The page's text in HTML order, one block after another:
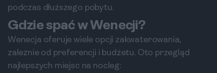
podczas dłuższego pobytu.
Gdzie spać w Wenecji?
Wenecja oferuje wiele opcji zakwaterowania,
zależnie od preferencji i budżetu. Oto przegląd
najlepszych miejsc na nocleg: